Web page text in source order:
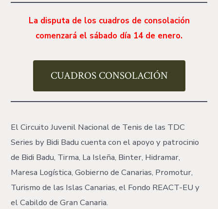
La disputa de los cuadros de consolación
comenzará el sábado día 14 de enero.
CUADROS CONSOLACIÓN
El Circuito Juvenil Nacional de Tenis de las TDC
Series by Bidi Badu cuenta con el apoyo y patrocinio
de Bidi Badu, Tirma, La Isleña, Binter, Hidramar,
Maresa Logística, Gobierno de Canarias, Promotur,
Turismo de las Islas Canarias, el Fondo REACT-EU y
el Cabildo de Gran Canaria.